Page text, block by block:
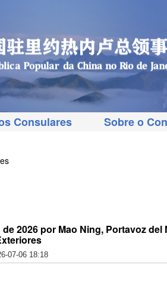
Consulares Sobre o
2026 por Mao Ning, Portavoz
07-06 18:18